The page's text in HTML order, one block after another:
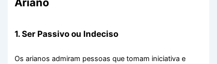
1. Ser Passivo ou Indeciso
Os arianos admiram pessoas que tomam iniciativa e